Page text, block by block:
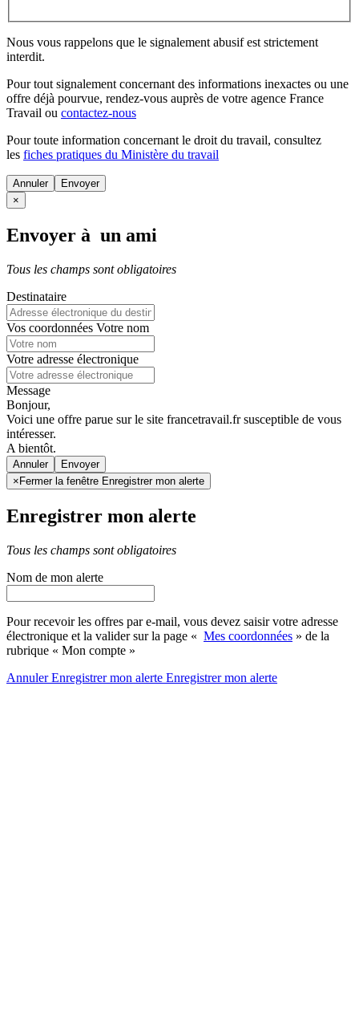
Nous vous rappelons que le signalement abusif est strictement
interdit.
Pour tout signalement concernant des informations inexactes ou une
offre déjà pourvue, rendez-vous auprès de votre agence France
Travail ou contactez-nous
Pour toute information concernant le droit du travail, consultez
les fiches pratiques du Ministère du travail
Annuler
×
Envoyer à un ami
Tous les champs sont obligatoires
Destinataire
Vos coordonnées Votre nom
Votre adresse électronique
Message
Bonjour,
Voici une offre parue sur le site francetravail.fr susceptible de vous
intéresser.
A bientôt.
Annuler
× Fermer la fenêtre Enregistrer mon alerte
Enregistrer mon alerte
Tous les champs sont obligatoires
Nom de mon alerte
Pour recevoir les offres par e-mail, vous devez saisir votre adresse
électronique et la valider sur la page « Mes coordonnées » de la
rubrique « Mon compte »
AnnulerEnregistrer mon alerte Enregistrermon alerte